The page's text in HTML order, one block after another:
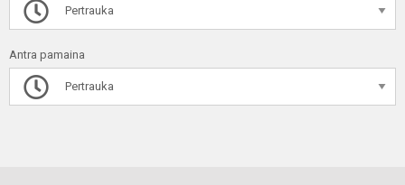
Pertrauka
Antra pamaina
Pertrauka